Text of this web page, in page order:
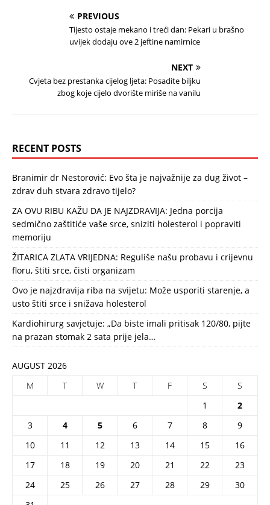
PREVIOUS
Tijesto ostaje mekano i treći dan: Pekari u brašno
uvijek dodaju ove 2 jeftine namirnice
NEXT
Cvjeta bez prestanka cijelog ljeta: Posadite biljku
zbog koje cijelo dvorište miriše na vanilu
RECENT POSTS
Branimir dr Nestorović: Evo šta je najvažnije za dug život –
zdrav duh stvara zdravo tijelo?
ZA OVU RIBU KAŽU DA JE NAJZDRAVIJA: Jedna porcija
sedmično zaštitiće vaše srce, sniziti holesterol i popraviti
memoriju
ŽITARICA ZLATA VRIJEDNA: Reguliše našu probavu i crijevnu
floru, štiti srce, čisti organizam
Ovo je najzdravija riba na svijetu: Može usporiti starenje, a
usto štiti srce i snižava holesterol
Kardiohirurg savjetuje: „Da biste imali pritisak 120/80, pijte
na prazan stomak 2 sata prije jela…
AUGUST 2026
M
T W T F S
S
1
2
3
4 5 6 7 8
9
10
11 12 13 14 15
16
17
18 19 20 21 22
23
24
25 26 27 28 29
30